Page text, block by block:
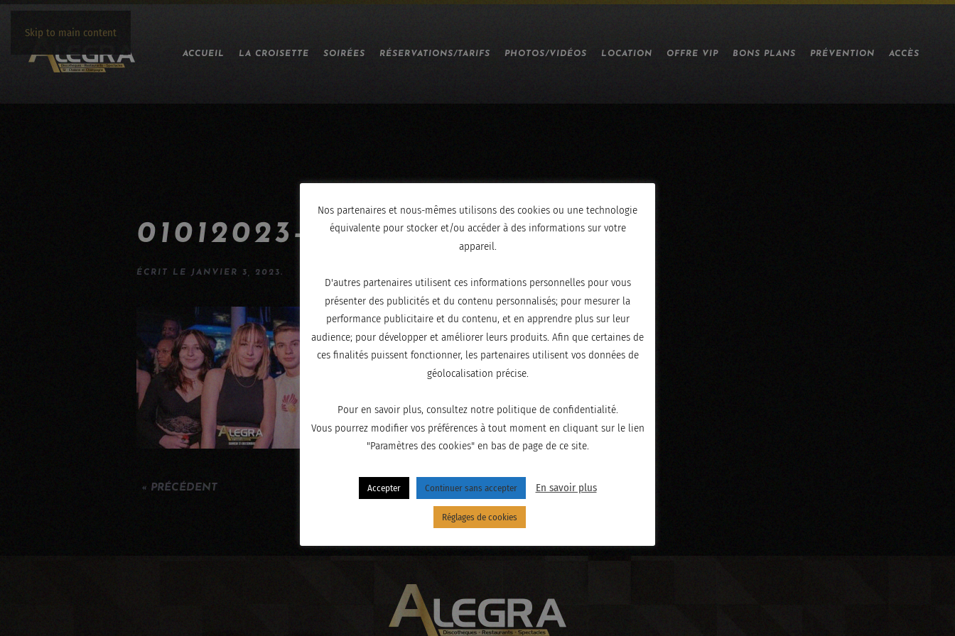
Skip to main content
ACCUEIL LA CROISETTE SOIRÉES RÉSERVATIONS/TARIFS PHOTOS/VIDÉOS LOCATION OFFRE VIP BONS PLANS PRÉVENTION ACCÈS
01012023-DSCF5465
ÉCRIT LE JANVIER 3, 2023.
« PRÉCÉDENT
Nos partenaires et nous-mêmes utilisons des cookies ou une technologie
équivalente pour stocker et/ou accéder à des informations sur votre
appareil.
D'autres partenaires utilisent ces informations personnelles pour vous
présenter des publicités et du contenu personnalisés; pour mesurer la
performance publicitaire et du contenu, et en apprendre plus sur leur
audience; pour développer et améliorer leurs produits. Afin que certaines de
ces finalités puissent fonctionner, les partenaires utilisent vos données de
géolocalisation précise.
Pour en savoir plus, consultez notre politique de confidentialité.
Vous pourrez modifier vos préférences à tout moment en cliquant sur le lien
"Paramètres des cookies" en bas de page de ce site.
Accepter Continuer sans accepter En savoir plus
Réglages de cookies